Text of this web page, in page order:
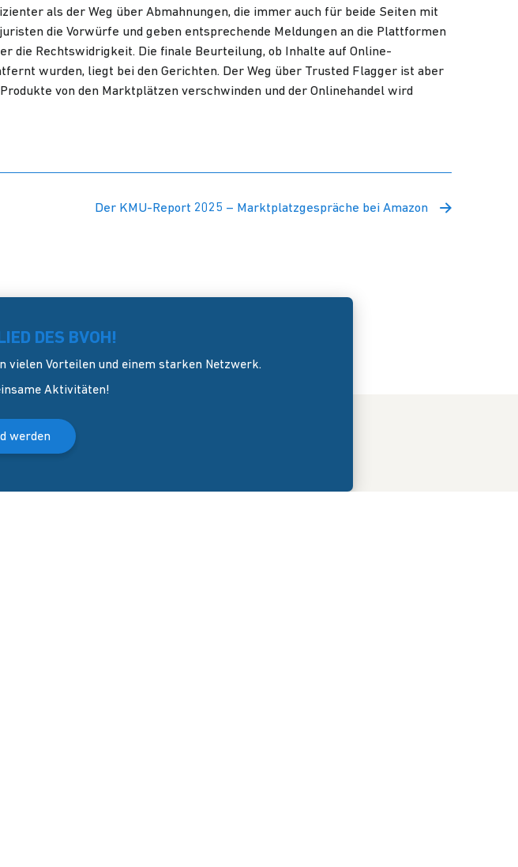
als der Weg über Abmahnungen, die immer auch für beide Seiten mit
die Vorwürfe und geben entsprechende Meldungen an die Plattformen
die Rechtswidrigkeit. Die finale Beurteilung, ob Inhalte auf Online-
wurden, liegt bei den Gerichten. Der Weg über Trusted Flagger ist aber
von den Marktplätzen verschwinden und der Onlinehandel wird
Der KMU-Report 2025 – Marktplatzgespräche bei Amazon
DES BVOH!
vielen Vorteilen und einem starken Netzwerk.
Aktivitäten!
werden